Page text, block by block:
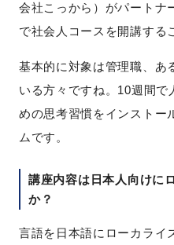
会社こっから）がパートナ
で社会人コースを開講する
基本的に対象は管理職、あ
いる方々ですね。10週間で
めの思考習慣をインストー
ムです。
講座内容は日本人向けに
か？
言語を日本語にローカライ